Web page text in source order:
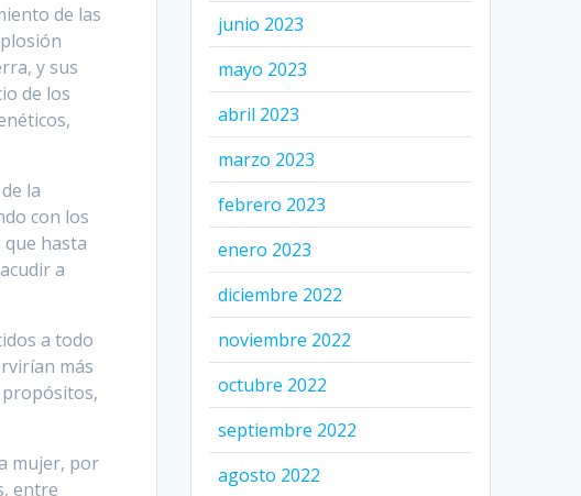
de las
y sus
de los
la
con los
hasta
a
a todo
más
mujer, por
entre
junio 2023
mayo 2023
abril 2023
marzo 2023
febrero 2023
enero 2023
diciembre 2022
noviembre 2022
octubre 2022
septiembre 2022
agosto 2022